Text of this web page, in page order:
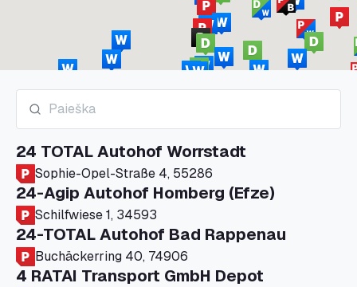
24 TOTAL Autohof Worrstadt
Sophie-Opel-Straße 4, 55286
24-Agip Autohof Homberg (Efze)
Schilfwiese 1, 34593
24-TOTAL Autohof Bad Rappenau
Buchäckerring 40, 74906
4 RATAI Transport GmbH Depot